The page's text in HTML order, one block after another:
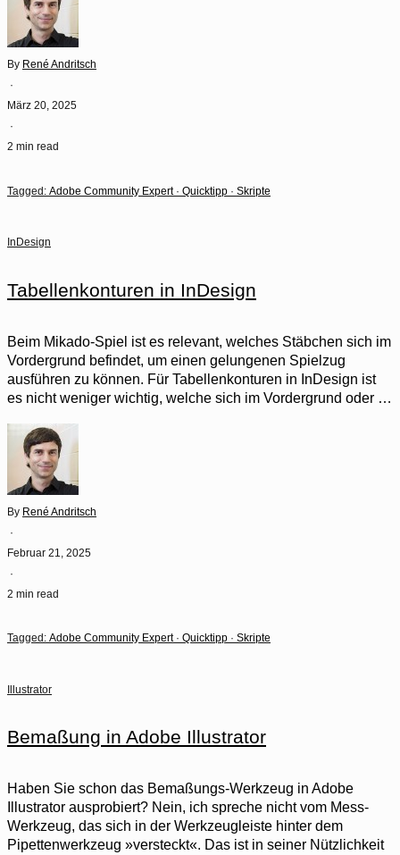
By René Andritsch
·
März 20, 2025
·
2 min read
Tagged: Adobe Community Expert· Quicktipp · Skripte
InDesign
Tabellenkonturen in InDesign
Beim Mikado-Spiel ist es relevant, welches Stäbchen sich im
Vordergrund befindet, um einen gelungenen Spielzug
ausführen zu können. Für Tabellenkonturen in InDesign ist
es nicht weniger wichtig, welche sich im Vordergrund oder …
By René Andritsch
·
Februar 21, 2025
·
2 min read
Tagged: Adobe Community Expert· Quicktipp · Skripte
Illustrator
Bemaßung in Adobe Illustrator
Haben Sie schon das Bemaßungs-Werkzeug in Adobe
Illustrator ausprobiert? Nein, ich spreche nicht vom Mess-
Werkzeug, das sich in der Werkzeugleiste hinter dem
Pipettenwerkzeug »versteckt«. Das ist in seiner Nützlichkeit